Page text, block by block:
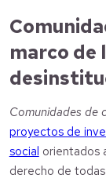
marco de
Comunidades de
proyectos de
social orientados
derecho de